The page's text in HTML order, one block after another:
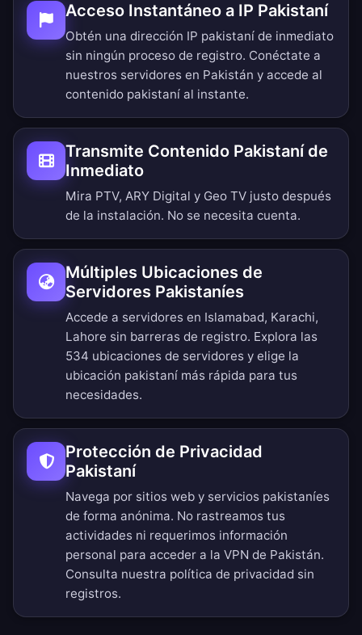
Acceso Instantáneo a IP Pakistaní
Obtén una dirección IP pakistaní de inmediato
sin ningún proceso de registro. Conéctate a
nuestros servidores en Pakistán y accede al
contenido pakistaní al instante.
Transmite Contenido Pakistaní de
Inmediato
Mira PTV, ARY Digital y Geo TV justo después
de la instalación. No se necesita cuenta.
Múltiples Ubicaciones de
Servidores Pakistaníes
Accede a servidores en Islamabad, Karachi,
Lahore sin barreras de registro. Explora las
534 ubicaciones de servidores y elige la
ubicación pakistaní más rápida para tus
necesidades.
Protección de Privacidad
Pakistaní
Navega por sitios web y servicios pakistaníes
de forma anónima. No rastreamos tus
actividades ni requerimos información
personal para acceder a la VPN de Pakistán.
Consulta nuestra política de privacidad sin
registros.